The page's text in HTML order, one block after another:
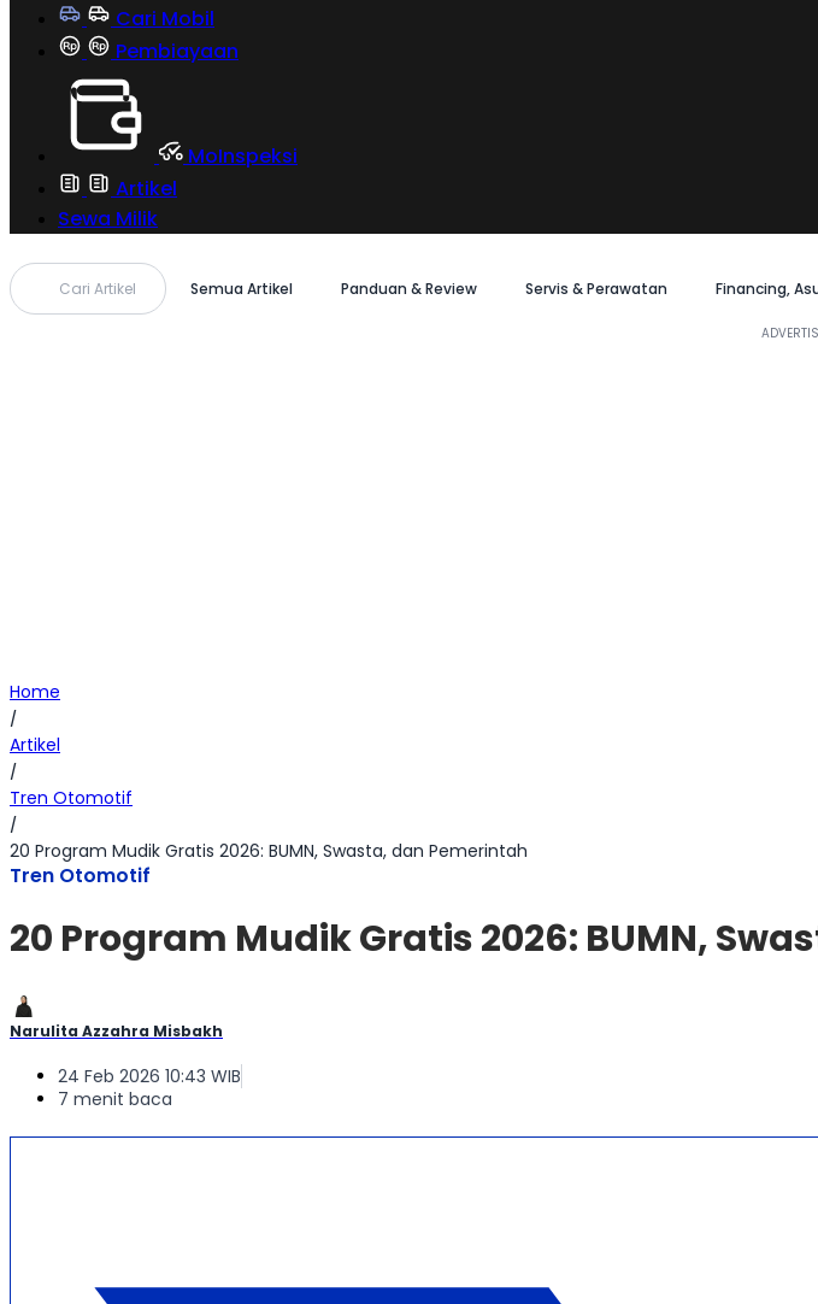
Cari Mobil
Pembiayaan
MoInspeksi
Artikel
Sewa Milik
Cari Artikel Semua Artikel Panduan & Review Servis & Perawatan Financing,
Home
/
Artikel
/
Tren Otomotif
/
20 Program Mudik Gratis 2026: BUMN, Swasta, dan Pemerintah
Tren Otomotif
20 Program Mudik Gratis 2026: BUMN,
Narulita Azzahra Misbakh
24 Feb 2026 10:43 WIB
7 menit baca